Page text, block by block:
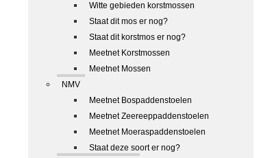
Witte gebieden korstmossen
Staat dit mos er nog?
Staat dit korstmos er nog?
Meetnet Korstmossen
Meetnet Mossen
NMV
Meetnet Bospaddenstoelen
Meetnet Zeereeppaddenstoelen
Meetnet Moeraspaddenstoelen
Staat deze soort er nog?